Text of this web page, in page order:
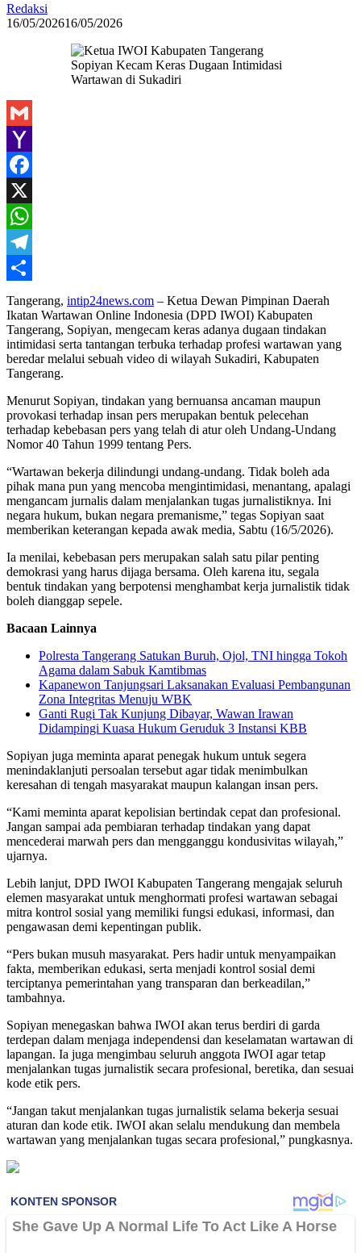
Redaksi
16/05/202616/05/2026
Gmail
Yahoo
Mail
Facebook
X
WhatsApp
Telegram
Share
Tangerang, intip24news.com – Ketua Dewan Pimpinan Daerah
Ikatan Wartawan Online Indonesia (DPD IWOI) Kabupaten
Tangerang, Sopiyan, mengecam keras adanya dugaan tindakan
intimidasi serta tantangan terbuka terhadap profesi wartawan yang
beredar melalui sebuah video di wilayah Sukadiri, Kabupaten
Tangerang.
Menurut Sopiyan, tindakan yang bernuansa ancaman maupun
provokasi terhadap insan pers merupakan bentuk pelecehan
terhadap kebebasan pers yang telah di atur oleh Undang-Undang
Nomor 40 Tahun 1999 tentang Pers.
“Wartawan bekerja dilindungi undang-undang. Tidak boleh ada
pihak mana pun yang mencoba mengintimidasi, menantang, apalagi
mengancam jurnalis dalam menjalankan tugas jurnalistiknya. Ini
negara hukum, bukan negara premanisme,” tegas Sopiyan saat
memberikan keterangan kepada awak media, Sabtu (16/5/2026).
Ia menilai, kebebasan pers merupakan salah satu pilar penting
demokrasi yang harus dijaga bersama. Oleh karena itu, segala
bentuk tindakan yang berpotensi menghambat kerja jurnalistik tidak
boleh dianggap sepele.
Bacaan Lainnya
Polresta Tangerang Satukan Buruh, Ojol, TNI hingga Tokoh
Agama dalam Sabuk Kamtibmas
Kapanewon Tanjungsari Laksanakan Evaluasi Pembangunan
Zona Integritas Menuju WBK
Ganti Rugi Tak Kunjung Dibayar, Wawan Irawan
Didampingi Kuasa Hukum Geruduk 3 Instansi KBB
Sopiyan juga meminta aparat penegak hukum untuk segera
menindaklanjuti persoalan tersebut agar tidak menimbulkan
keresahan di tengah masyarakat maupun kalangan insan pers.
“Kami meminta aparat kepolisian bertindak cepat dan profesional.
Jangan sampai ada pembiaran terhadap tindakan yang dapat
mencederai marwah pers dan mengganggu kondusivitas wilayah,”
ujarnya.
Lebih lanjut, DPD IWOI Kabupaten Tangerang mengajak seluruh
elemen masyarakat untuk menghormati profesi wartawan sebagai
mitra kontrol sosial yang memiliki fungsi edukasi, informasi, dan
pengawasan demi kepentingan publik.
“Pers bukan musuh masyarakat. Pers hadir untuk menyampaikan
fakta, memberikan edukasi, serta menjadi kontrol sosial demi
terciptanya pemerintahan yang transparan dan berkeadilan,”
tambahnya.
Sopiyan menegaskan bahwa IWOI akan terus berdiri di garda
terdepan dalam menjaga independensi dan keselamatan wartawan di
lapangan. Ia juga mengimbau seluruh anggota IWOI agar tetap
menjalankan tugas jurnalistik secara profesional, beretika, dan sesuai
kode etik pers.
“Jangan takut menjalankan tugas jurnalistik selama bekerja sesuai
aturan dan kode etik. IWOI akan selalu mendukung dan membela
wartawan yang menjalankan tugas secara profesional,” pungkasnya.